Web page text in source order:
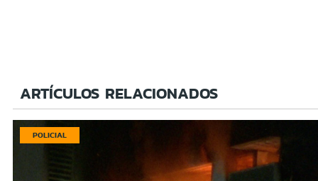
ARTÍCULOS RELACIONADOS
POLICIAL